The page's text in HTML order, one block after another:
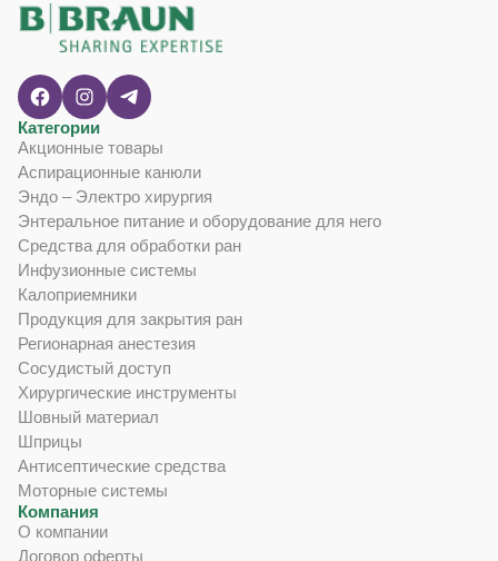
Категории
Акционные товары
Аспирационные канюли
Эндо – Электро хирургия
Энтеральное питание и оборудование для него
Средства для обработки ран
Инфузионные системы
Калоприемники
Продукция для закрытия ран
Регионарная анестезия
Сосудистый доступ
Хирургические инструменты
Шовный материал
Шприцы
Антисептические средства
Моторные системы
Компания
О компании
Договор оферты